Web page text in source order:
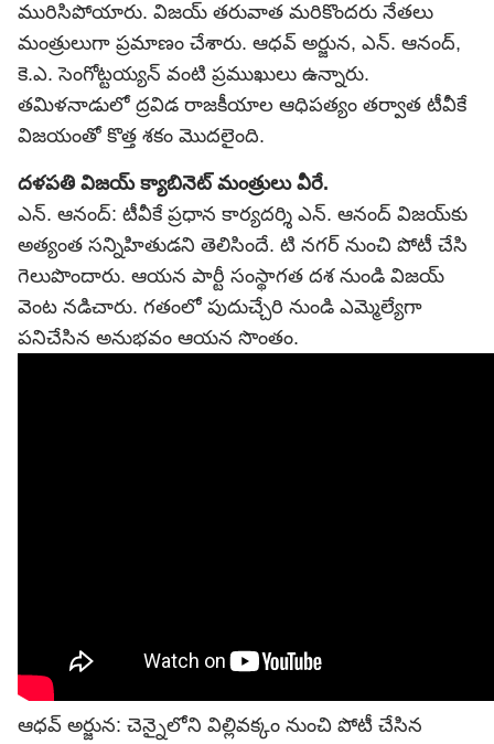
మురిసిపోయారు. విజయ్ తరువాత మరికొందరు నేతలు
మంత్రులుగా ప్రమాణం చేశారు. ఆధవ్ అర్జున, ఎన్. ఆనంద్,
కె.ఎ. సెంగోట్టయ్యన్ వంటి ప్రముఖులు ఉన్నారు.
తమిళనాడులో ద్రవిడ రాజకీయాల ఆధిపత్యం తర్వాత టీవీకే
విజయంతో కొత్త శకం మొదలైంది.
దళపతి విజయ్ క్యాబినెట్ మంత్రులు వీరే.
ఎన్. ఆనంద్: టీవీకే ప్రధాన కార్యదర్శి ఎన్. ఆనంద్ విజయ్‌కు
అత్యంత సన్నిహితుడని తెలిసిందే. టి నగర్ నుంచి పోటీ చేసి
గెలుపొందారు. ఆయన పార్టీ సంస్థాగత దశ నుండి విజయ్‌
వెంట నడిచారు. గతంలో పుదుచ్చేరి నుండి ఎమ్మెల్యేగా
పనిచేసిన అనుభవం ఆయన సొంతం.
ఆధవ్ అర్జున: చెన్నైలోని విల్లివక్కం నుంచి పోటీ చేసిన